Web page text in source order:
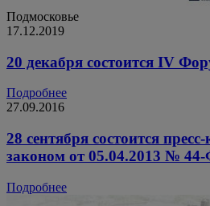
Подмосковье
17.12.2019
20 декабря состоится IV
Подробнее
27.09.2016
28 сентября состоится
законом от 05.04.2013 №
Подробнее